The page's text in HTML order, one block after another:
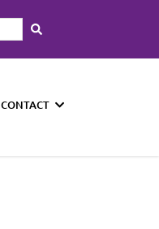
CONTACT